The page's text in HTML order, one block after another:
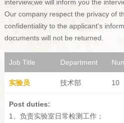
interview,we will inform you the
Our company respect the privacy of
confidentiality to the applicant's
documents will not be returned.
Job Title Department
实验员 技术部 10
Post duties:
1、负责实验室日常检测工作；